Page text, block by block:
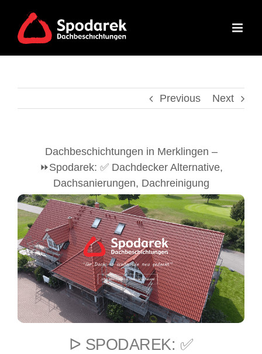
content
Previous Next
Dachbeschichtungen in Merklingen –
⏩Spodarek: ✅ Dachdecker Alternative,
Dachsanierungen, Dachreinigung
ᐅ SPODAREK: ✅